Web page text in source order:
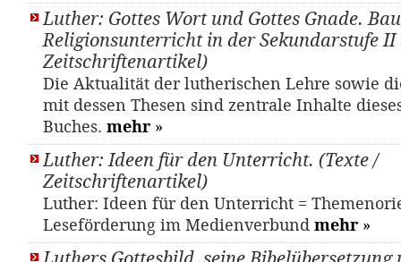
Luther: Gottes Wort und Gottes Gnade.
Religionsunterricht in der Sekundarstufe II
Zeitschriftenartikel)
Die Aktualität der lutherischen Lehre sowie
mit dessen Thesen sind zentrale Inhalte
Buches. mehr »
Luther: Ideen für den Unterricht. (Texte /
Zeitschriftenartikel)
Luther: Ideen für den Unterricht =
Leseförderung im Medienverbund mehr »